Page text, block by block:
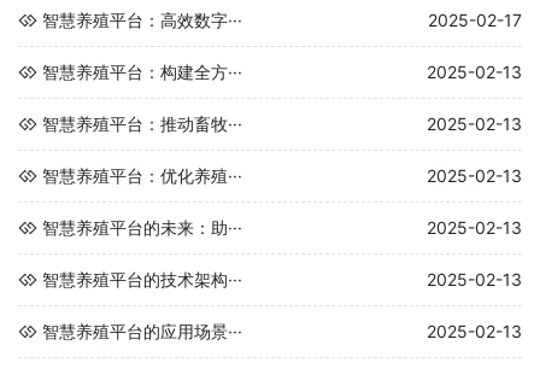
智慧养殖平台：高效数字··· 2025-02-17
智慧养殖平台：构建全方··· 2025-02-13
智慧养殖平台：推动畜牧··· 2025-02-13
智慧养殖平台：优化养殖··· 2025-02-13
智慧养殖平台的未来：助··· 2025-02-13
智慧养殖平台的技术架构··· 2025-02-13
智慧养殖平台的应用场景··· 2025-02-13